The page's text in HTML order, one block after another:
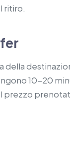
ritiro.
della
10-20
prezzo